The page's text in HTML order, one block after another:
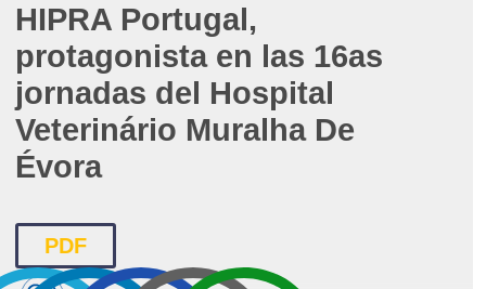
HIPRA Portugal,
protagonista en las 16as
jornadas del Hospital
Veterinário Muralha De
Évora
PDF